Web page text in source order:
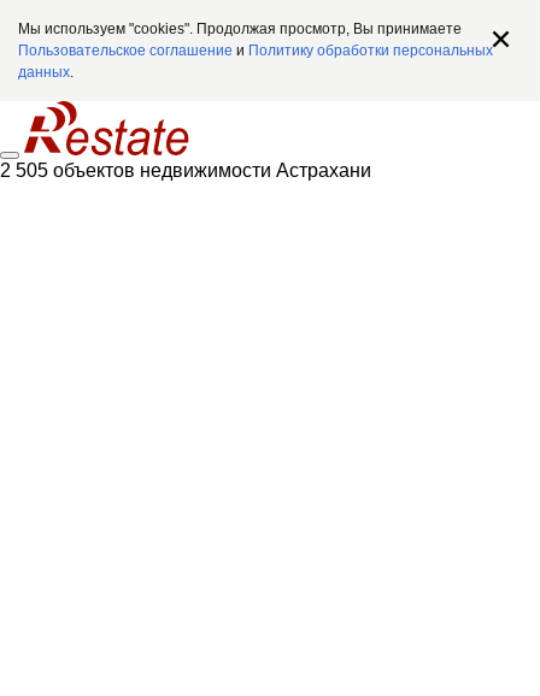
Мы используем "cookies". Продолжая просмотр, Вы принимаете
Пользовательское соглашение и Политику обработки персональных
данных.
2 505 объектов недвижимости Астрахани